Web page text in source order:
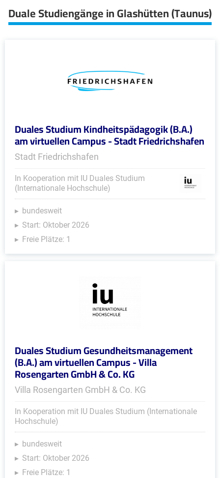
Duale Studiengänge in Glashütten (Taunus)
Duales Studium Kindheitspädagogik (B.A.)
am virtuellen Campus - Stadt Friedrichshafen
Stadt Friedrichshafen
In Kooperation mit IU Duales Studium
(Internationale Hochschule)
bundesweit
Start: Oktober 2026
Freie Plätze: 1
Duales Studium Gesundheitsmanagement
(B.A.) am virtuellen Campus - Villa
Rosengarten GmbH & Co. KG
Villa Rosengarten GmbH & Co. KG
In Kooperation mit IU Duales Studium (Internationale
Hochschule)
bundesweit
Start: Oktober 2026
Freie Plätze: 1